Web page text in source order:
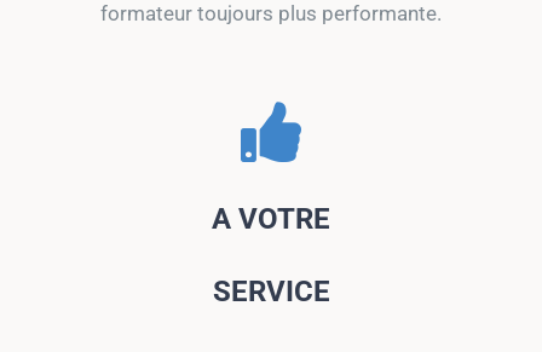
formateur toujours plus performante.
A VOTRE
SERVICE